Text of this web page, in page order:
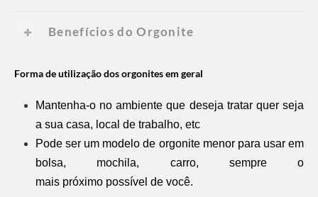
Benefícios do Orgonite
Forma de utilização dos orgonites em geral
Mantenha-o no ambiente que deseja tratar quer seja
a sua casa, local de trabalho, etc
Pode ser um modelo de orgonite menor para usar em
bolsa, mochila, carro, sempre o
mais próximo possível de você.